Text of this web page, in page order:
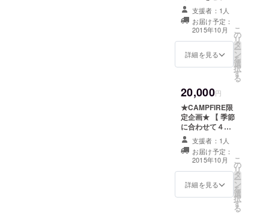
でお届け！ &
HPにお名前掲
載！& 送れる動
画メッセージ！
】 ・お礼のメッ
セージ ・8000円
のflower
bonjour box ・
HPの”Special
Thanks”にパト
ロン様のお名前
を掲載 ・QR
コード動画メッ
セージ ※お届け
先は一ヶ所のみ
とさせていただ
きます。
支援者：1人
お届け予定：
2015年10月
詳細を見る
こ
の
リ
タ
ー
ン
を
選
択
す
る
20,000円
★CAMPFIRE限
定企画★ 【 季節
に合わせて４つ
のBOXをお届
け！ & HPにお
名前掲載！ 】 ・
お礼のメッセー
ジ ・bonjour
boxを４box季節
ごとにお届け ・
支援者：1人
お届け予定：
2015年10月
詳細を見る
こ
の
リ
タ
ー
ン
を
選
択
す
る